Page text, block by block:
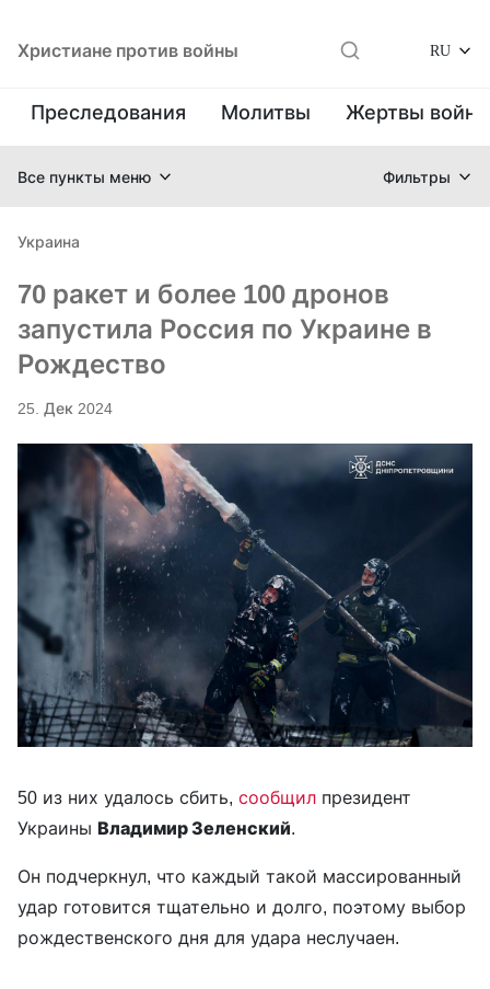
Христиане против войны RU
Преследования Молитвы Жертвы
Все пункты меню Фильтры
Украина
70 ракет и более 100 дронов
запустила Россия по Украине в
Рождество
25. Дек 2024
50 из них удалось сбить, сообщил президент
Украины Владимир Зеленский.
Он подчеркнул, что каждый такой массированный
удар готовится тщательно и долго, поэтому выбор
рождественского дня для удара неслучаен.